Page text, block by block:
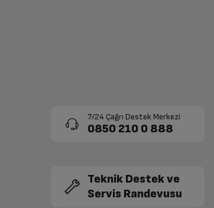
7/24 Çağrı Destek Merkezi
0850 210 0 888
Teknik Destek ve
Servis Randevusu